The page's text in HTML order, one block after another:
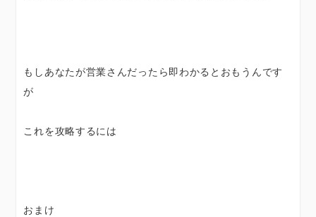
もしあなたが営業さんだったら即わかるとおもうんです
が
これを攻略するには
おまけ